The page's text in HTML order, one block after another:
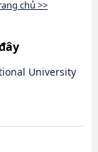
chủ >>
University